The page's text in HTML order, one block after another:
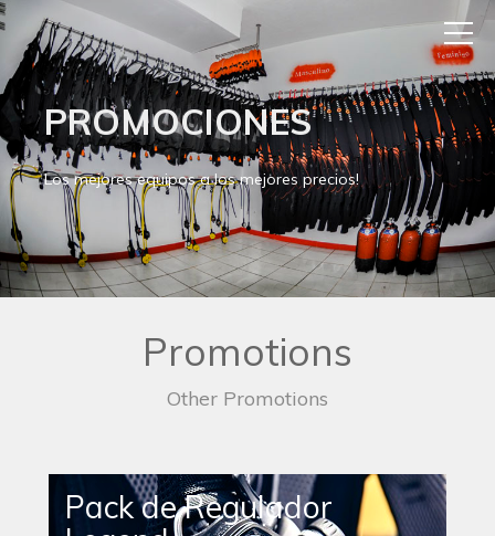
PROMOCIONES
Los mejores equipos a los mejores precios!
Promotions
Other Promotions
Pack de Regulador